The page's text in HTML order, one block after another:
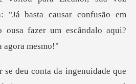
"Já basta causar confusão em
ou